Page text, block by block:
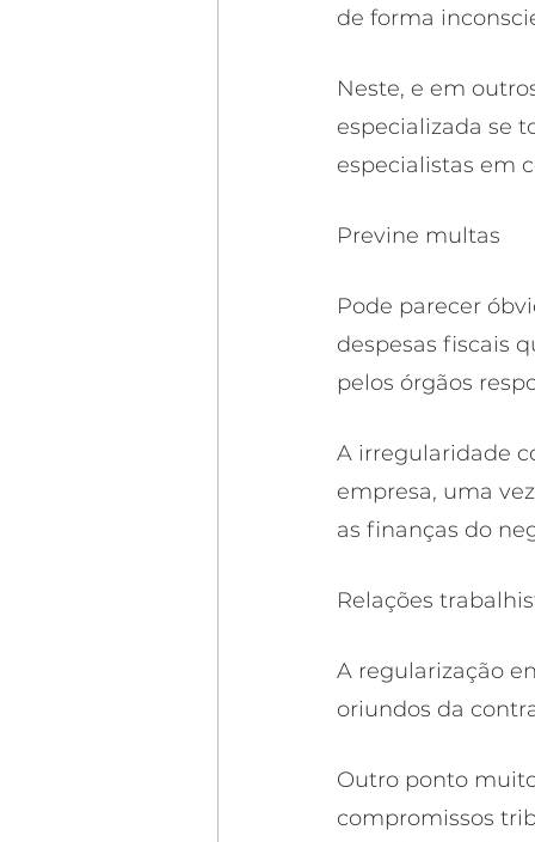
de forma
Neste, e em
especializada se
especialistas em
Previne multas
Pode parecer
despesas fiscais
pelos órgãos
A irregularidade
empresa, uma
as finanças do
Relações
A regularização
oriundos da
Outro ponto
compromissos